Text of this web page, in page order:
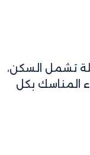
تشمل السكن،
المناسك بكل